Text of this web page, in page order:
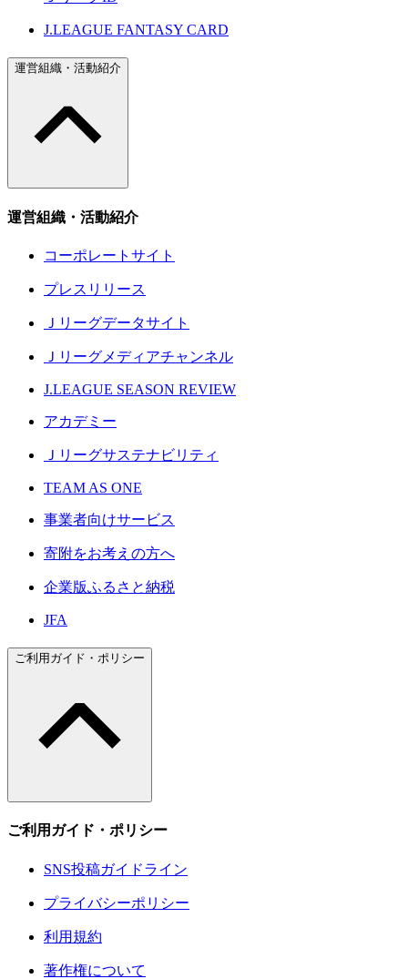
J.LEAGUE FANTASY CARD
運営組織・活動紹介
運営組織・活動紹介
コーポレートサイト
プレスリリース
Ｊリーグデータサイト
Ｊリーグメディアチャンネル
J.LEAGUE SEASON REVIEW
アカデミー
Ｊリーグサステナビリティ
TEAM AS ONE
事業者向けサービス
寄附をお考えの方へ
企業版ふるさと納税
JFA
ご利用ガイド・ポリシー
ご利用ガイド・ポリシー
SNS投稿ガイドライン
プライバシーポリシー
利用規約
著作権について